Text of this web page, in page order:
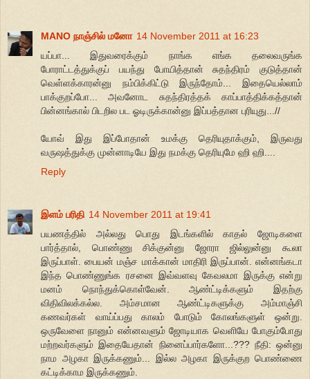
MANO நாஞ்சில் மனோ 14 November 2011 at 16:23
யப்பா... இதுவரைக்கும் நாங்க எங்க தலைவருங்க
போராட்டத்துக்குப் பயந்து போயித்தான் சுதந்திரம் குடுத்தான்
வெள்ளக்காரன்னு நம்பிக்கிட்டு இருந்தோம்... இதையெல்லாம்
பாக்குறப்போ... அவனோட சுதந்திரத்தக் காப்பாத்திக்கத்தான்
பின்னங்கால் பிடறில பட ஓடிருக்கான்னு இப்பத்தான புரியுது...//
யோவ் இது இப்போதான் உமக்கு தெரியுதாக்கும், இருவது
வருஷத்துக்கு முன்னாடியே இது நமக்கு தெரியுமே ஹி ஹி....
Reply
இளம் பரிதி 14 November 2011 at 19:41
பயணத்தில் அல்லது பொது இடங்களில் காதல் ஜோடிகளை
பார்த்தால், பொண்ணு சிக்குன்னு ஜோரா ஜில்லுன்னு கூலா
இருப்பாள். பையன் மஞ்ச மாக்கான் மாதிரி இருப்பான். என்னங்கடா
இந்த பொண்ணுங்க ரசனை இவ்வளவு கேவலமா இருக்கு என்று
மனம் நொந்துக்கொள்வேன். ஆண்ட்டிக்களும் இதற்கு
விதிவிலக்கல்ல. அம்சமான ஆண்ட்டிகளுக்கு அம்மாஞ்சி
கணவர்கள் வாய்ப்பது காலம் போடும் கோலங்களுள் ஒன்று.
ஒருவேளை நானும் என்னவளும் ஜோடியாக வெளியே போகும்போது
மற்றவர்களும் இதையேதான் நினைப்பார்களோ...??? நீதி: ஒன்னு
நாம அழகா இருக்கணும்... இல்ல அழகா இருக்குற பொண்ணை
கட்டிக்காம இருக்கணும்.